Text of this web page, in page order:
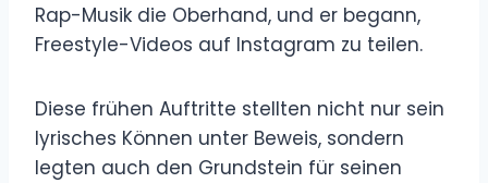
Rap-Musik die Oberhand, und er begann,
Freestyle-Videos auf Instagram zu teilen.
Diese frühen Auftritte stellten nicht nur sein
lyrisches Können unter Beweis, sondern
legten auch den Grundstein für seinen